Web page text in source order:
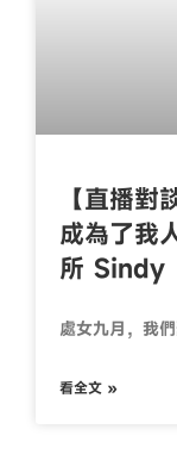
【直播對
成為了我
所 Sindy
處女九月，我
看全文 »